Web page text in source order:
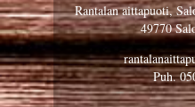
Rantalan aittapuoti,
49770
Puh.